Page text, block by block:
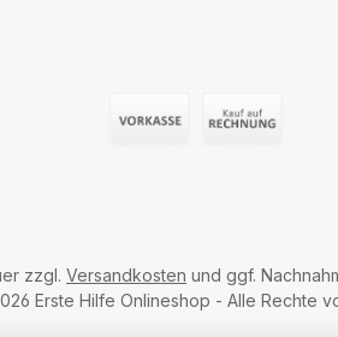
zzgl. Versandkosten und ggf.
Erste Hilfe Onlineshop - Alle Rechte